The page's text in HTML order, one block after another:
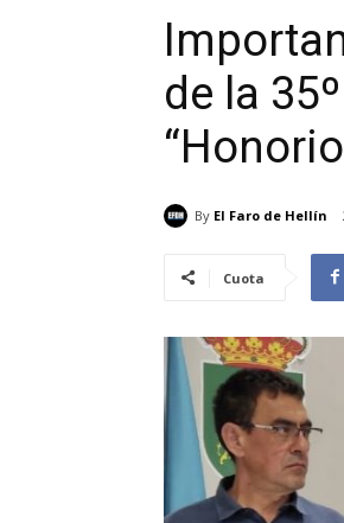
de la
By El Faro de Hellín
Cuota